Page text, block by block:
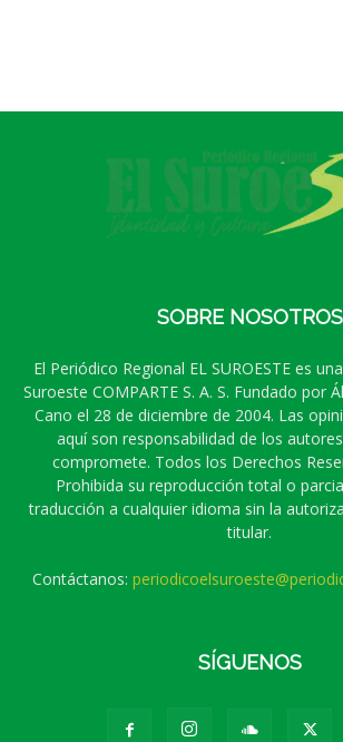
SOBRE NOSOTROS
El Periódico Regional EL SUROESTE es
Suroeste COMPARTE S. A. S. Fundado por
Cano el 28 de diciembre de 2004. Las
aquí son responsabilidad de los
compromete. Todos los Derechos
Prohibida su reproducción total o
traducción a cualquier idioma sin la
titular.
Contáctanos:
SÍGUENOS